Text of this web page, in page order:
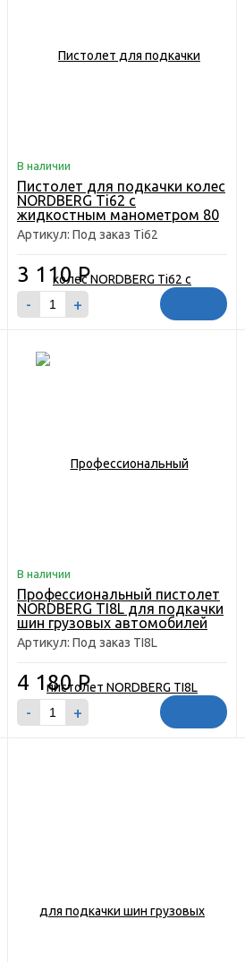
В наличии
Пистолет для подкачки колес
NORDBERG Ti62 с
жидкостным манометром 80
мм
Артикул: Под заказ Ti62
3 110Р
- +
В наличии
Профессиональный пистолет
NORDBERG TI8L для подкачки
шин грузовых автомобилей
Артикул: Под заказ TI8L
4 180Р
- +